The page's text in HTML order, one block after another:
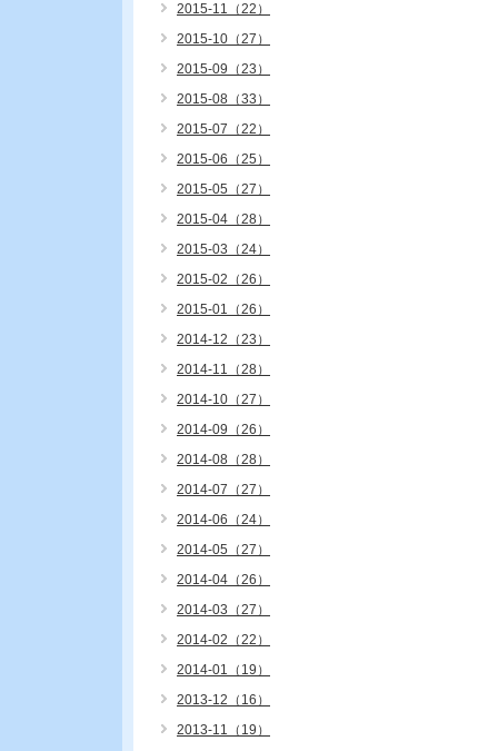
2015-11（22）
2015-10（27）
2015-09（23）
2015-08（33）
2015-07（22）
2015-06（25）
2015-05（27）
2015-04（28）
2015-03（24）
2015-02（26）
2015-01（26）
2014-12（23）
2014-11（28）
2014-10（27）
2014-09（26）
2014-08（28）
2014-07（27）
2014-06（24）
2014-05（27）
2014-04（26）
2014-03（27）
2014-02（22）
2014-01（19）
2013-12（16）
2013-11（19）